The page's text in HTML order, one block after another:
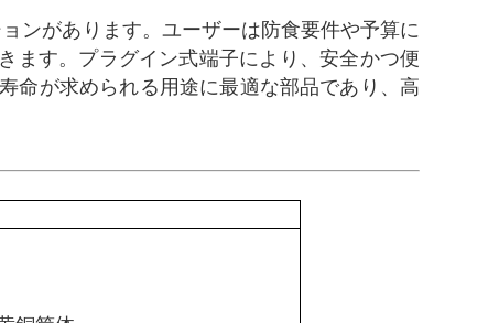
ンがあります。ユーザーは防食要件や予算に
ます。プラグイン式端子により、安全かつ便
命が求められる用途に最適な部品であり、高